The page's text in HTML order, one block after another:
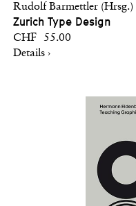
Rudolf Barmettler (Hrsg.)
Zurich Type Design
CHF 55.00
Details ›